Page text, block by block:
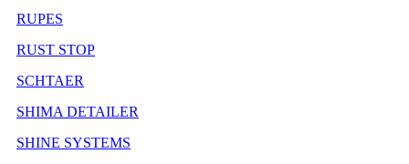
RUPES
RUST STOP
SCHTAER
SHIMA DETAILER
SHINE SYSTEMS